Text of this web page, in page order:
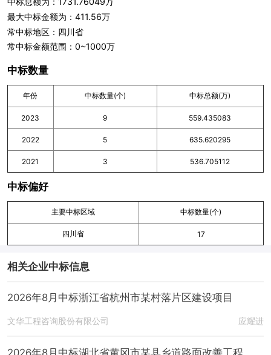
最大中标金额为：411.56万
常中标地区：四川省
常中标金额范围：0~1000万
中标数量
年份 中标数量(个) 中标总额(万)
2023 9 559.435083
2022 5 635.620295
2021 3 536.705112
中标偏好
主要中标区域 中标数量(个)
四川省 17
相关企业中标信息
2026年8月中标浙江省杭州市某村落片区建设项目
文华工程咨询股份有限公司 应耀进
2026年8月中标湖北省黄冈市某县乡道路面改善工程